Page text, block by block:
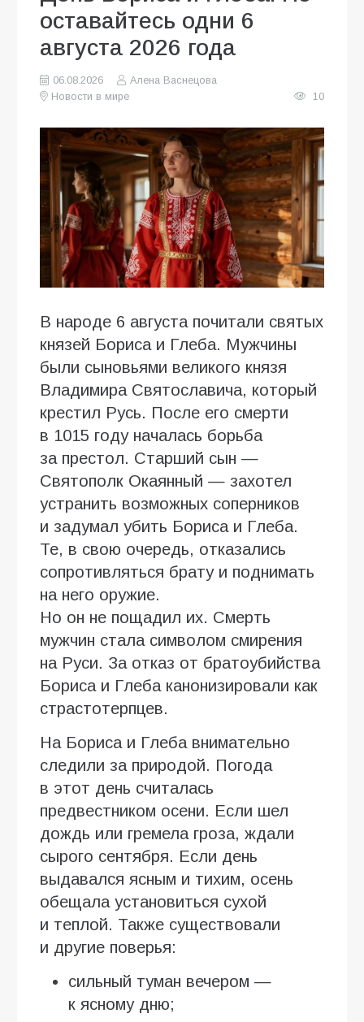
оставайтесь одни 6
августа 2026 года
06.08.2026
Алена Васнецова
Новости в мире
10
В народе 6 августа почитали святых
князей Бориса и Глеба. Мужчины
были сыновьями великого князя
Владимира Святославича, который
крестил Русь. После его смерти
в 1015 году началась борьба
за престол. Старший сын —
Святополк Окаянный — захотел
устранить возможных соперников
и задумал убить Бориса и Глеба.
Те, в свою очередь, отказались
сопротивляться брату и поднимать
на него оружие.
Но он не пощадил их. Смерть
мужчин стала символом смирения
на Руси. За отказ от братоубийства
Бориса и Глеба канонизировали как
страстотерпцев.
На Бориса и Глеба внимательно
следили за природой. Погода
в этот день считалась
предвестником осени. Если шел
дождь или гремела гроза, ждали
сырого сентября. Если день
выдавался ясным и тихим, осень
обещала установиться сухой
и теплой. Также существовали
и другие поверья:
сильный туман вечером —
к ясному дню;